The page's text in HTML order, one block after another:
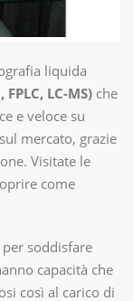
liquida
LC-MS) che
e veloce su
mercato, grazie
Visitate le
come
soddisfare
capacità che
così al carico di